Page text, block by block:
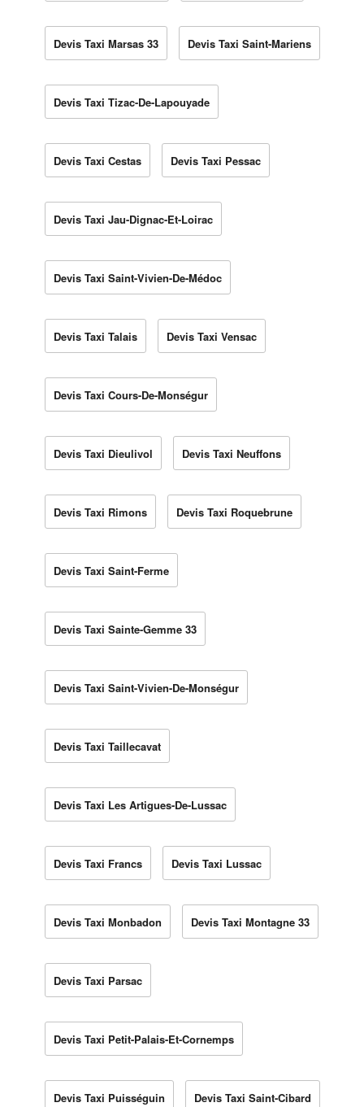
Devis Taxi Marsas 33 Devis Taxi Saint-Mariens
Devis Taxi Tizac-De-Lapouyade
Devis Taxi Cestas Devis Taxi Pessac
Devis Taxi Jau-Dignac-Et-Loirac
Devis Taxi Saint-Vivien-De-Médoc
Devis Taxi Talais Devis Taxi Vensac
Devis Taxi Cours-De-Monségur
Devis Taxi Dieulivol Devis Taxi Neuffons
Devis Taxi Rimons Devis Taxi Roquebrune
Devis Taxi Saint-Ferme
Devis Taxi Sainte-Gemme 33
Devis Taxi Saint-Vivien-De-Monségur
Devis Taxi Taillecavat
Devis Taxi Les Artigues-De-Lussac
Devis Taxi Francs Devis Taxi Lussac
Devis Taxi Monbadon Devis Taxi Montagne 33
Devis Taxi Parsac
Devis Taxi Petit-Palais-Et-Cornemps
Devis Taxi Puisséguin Devis Taxi Saint-Cibard